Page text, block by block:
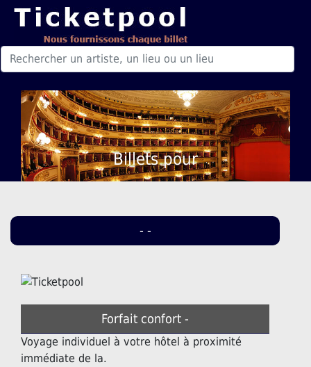
Billets pour
- -
Forfait confort -
Voyage individuel à votre hôtel à proximité
immédiate de la.